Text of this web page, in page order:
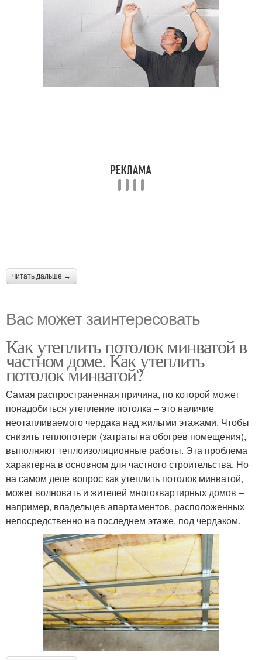
читать дальше →
Вас может заинтересовать
Как утеплить потолок минватой в
частном доме. Как утеплить
потолок минватой?
Самая распространенная причина, по которой может
понадобиться утепление потолка – это наличие
неотапливаемого чердака над жилыми этажами. Чтобы
снизить теплопотери (затраты на обогрев помещения),
выполняют теплоизоляционные работы. Эта проблема
характерна в основном для частного строительства. Но
на самом деле вопрос как утеплить потолок минватой,
может волновать и жителей многоквартирных домов –
например, владельцев апартаментов, расположенных
непосредственно на последнем этаже, под чердаком.